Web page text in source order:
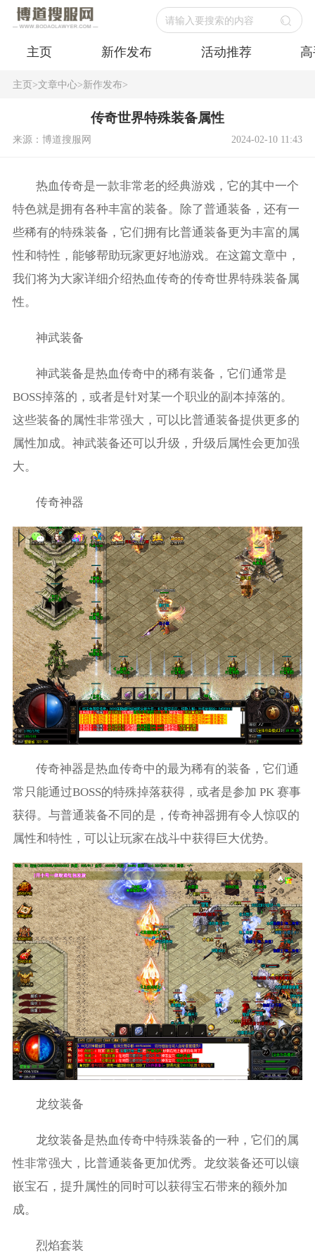
请输入要搜索的内容
主页 新作发布 活动推荐
主页>文章中心>新作发布>
传奇世界特殊装备属性
来源：博道搜服网 2024-02-10 11:43
热血传奇是一款非常老的经典游戏，它的其中一个
特色就是拥有各种丰富的装备。除了普通装备，还有一
些稀有的特殊装备，它们拥有比普通装备更为丰富的属
性和特性，能够帮助玩家更好地游戏。在这篇文章中，
我们将为大家详细介绍热血传奇的传奇世界特殊装备属
性。
神武装备
神武装备是热血传奇中的稀有装备，它们通常是
BOSS掉落的，或者是针对某一个职业的副本掉落的。
这些装备的属性非常强大，可以比普通装备提供更多的
属性加成。神武装备还可以升级，升级后属性会更加强
大。
传奇神器
传奇神器是热血传奇中的最为稀有的装备，它们通
常只能通过BOSS的特殊掉落获得，或者是参加 PK 赛事
获得。与普通装备不同的是，传奇神器拥有令人惊叹的
属性和特性，可以让玩家在战斗中获得巨大优势。
龙纹装备
龙纹装备是热血传奇中特殊装备的一种，它们的属
性非常强大，比普通装备更加优秀。龙纹装备还可以镶
嵌宝石，提升属性的同时可以获得宝石带来的额外加
成。
烈焰套装